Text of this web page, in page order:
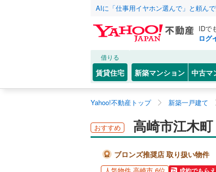
AIに「仕事用イヤホン選んで」と頼ん
IDで
ログ
借りる
賃貸住宅 新築マンション 中古マ
Yahoo!不動産トップ 新築一戸建て
おすすめ 高崎市江木町
ブロンズ推奨店 取り扱い物件